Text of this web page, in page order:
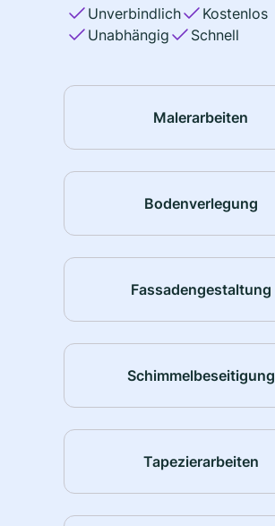
Unverbindlich
Kostenlos
Unabhängig
Schnell
Malerarbeiten
Bodenverlegung
Fassadengestaltung
Schimmelbeseitigung
Tapezierarbeiten